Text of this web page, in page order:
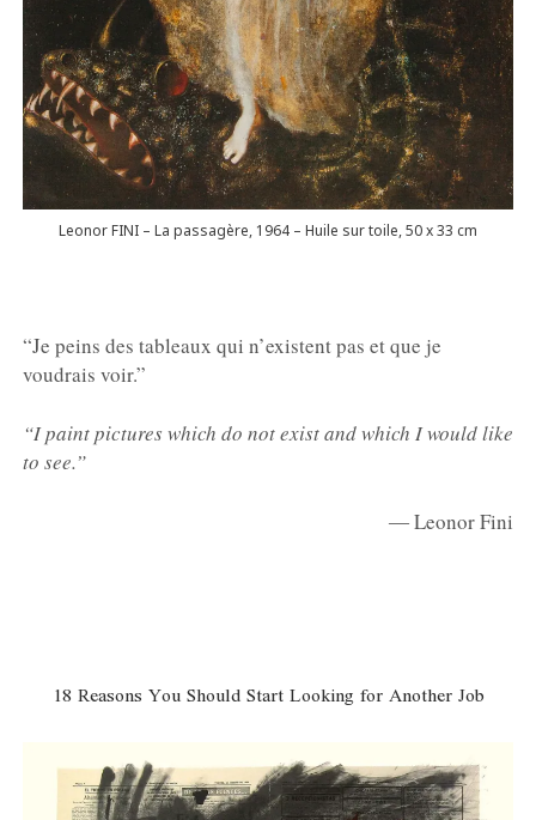
Leonor FINI – La passagère, 1964 – Huile sur toile, 50 x 33 cm
“Je peins des tableaux qui n’existent pas et que je
voudrais voir.”
“I paint pictures which do not exist and which I would like
to see.”
― Leonor Fini
18 Reasons You Should Start Looking for Another Job